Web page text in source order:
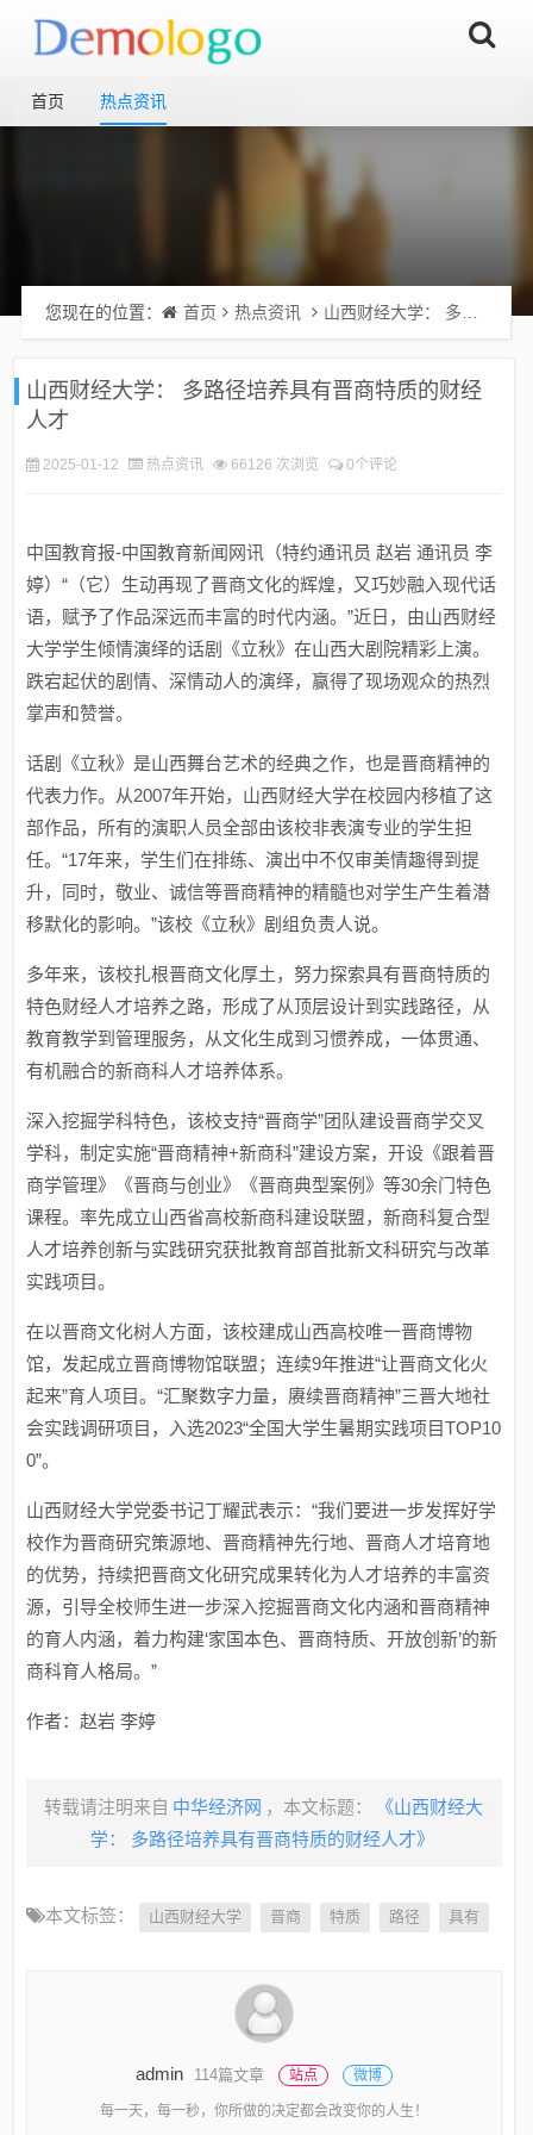
首页 热点资讯
您现在的位置： 首页 热点资讯 山西财经大学： 多路径培养具有晋商特质的财经人才
山西财经大学： 多路径培养具有晋商特质的财经
人才
2025-01-12 热点资讯 66126 次浏览 0个评论
中国教育报-中国教育新闻网讯（特约通讯员 赵岩 通讯员 李
婷）“（它）生动再现了晋商文化的辉煌，又巧妙融入现代话
语，赋予了作品深远而丰富的时代内涵。”近日，由山西财经
大学学生倾情演绎的话剧《立秋》在山西大剧院精彩上演。
跌宕起伏的剧情、深情动人的演绎，赢得了现场观众的热烈
掌声和赞誉。
话剧《立秋》是山西舞台艺术的经典之作，也是晋商精神的
代表力作。从2007年开始，山西财经大学在校园内移植了这
部作品，所有的演职人员全部由该校非表演专业的学生担
任。“17年来，学生们在排练、演出中不仅审美情趣得到提
升，同时，敬业、诚信等晋商精神的精髓也对学生产生着潜
移默化的影响。”该校《立秋》剧组负责人说。
多年来，该校扎根晋商文化厚土，努力探索具有晋商特质的
特色财经人才培养之路，形成了从顶层设计到实践路径，从
教育教学到管理服务，从文化生成到习惯养成，一体贯通、
有机融合的新商科人才培养体系。
深入挖掘学科特色，该校支持“晋商学”团队建设晋商学交叉
学科，制定实施“晋商精神+新商科”建设方案，开设《跟着晋
商学管理》《晋商与创业》《晋商典型案例》等30余门特色
课程。率先成立山西省高校新商科建设联盟，新商科复合型
人才培养创新与实践研究获批教育部首批新文科研究与改革
实践项目。
在以晋商文化树人方面，该校建成山西高校唯一晋商博物
馆，发起成立晋商博物馆联盟；连续9年推进“让晋商文化火
起来”育人项目。“汇聚数字力量，赓续晋商精神”三晋大地社
会实践调研项目，入选2023“全国大学生暑期实践项目TOP10
0”。
山西财经大学党委书记丁耀武表示：“我们要进一步发挥好学
校作为晋商研究策源地、晋商精神先行地、晋商人才培育地
的优势，持续把晋商文化研究成果转化为人才培养的丰富资
源，引导全校师生进一步深入挖掘晋商文化内涵和晋商精神
的育人内涵，着力构建‘家国本色、晋商特质、开放创新’的新
商科育人格局。”
作者：赵岩 李婷
转载请注明来自 中华经济网 ，本文标题：
《山西财经大
学： 多路径培养具有晋商特质的财经人才》
本文标签： 山西财经大学 晋商 特质 路径 具有
admin 114篇文章 站点 微博
每一天，每一秒，你所做的决定都会改变你的人生！